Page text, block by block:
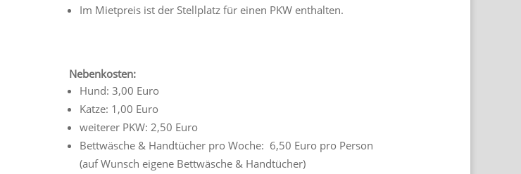
Im Mietpreis ist der Stellplatz für einen PKW enthalten.
Nebenkosten:
Hund: 3,00 Euro
Katze: 1,00 Euro
weiterer PKW: 2,50 Euro
Bettwäsche & Handtücher pro Woche: 6,50 Euro pro Person
(auf Wunsch eigene Bettwäsche & Handtücher)